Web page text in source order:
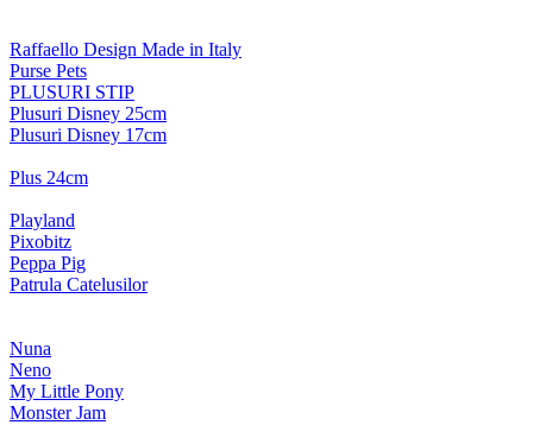
Raffaello Design Made in Italy
Purse Pets
PLUSURI STIP
Plusuri Disney 25cm
Plusuri Disney 17cm
Plus 24cm
Playland
Pixobitz
Peppa Pig
Patrula Catelusilor
Nuna
Neno
My Little Pony
Monster Jam